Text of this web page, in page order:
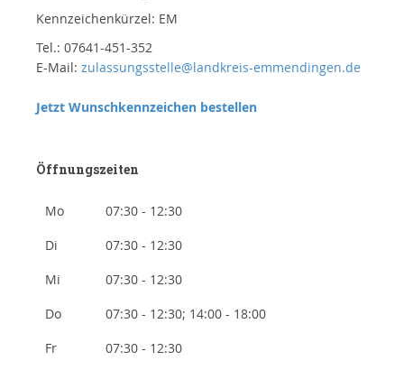
Kennzeichenkürzel: EM
Tel.: 07641-451-352
E-Mail: zulassungsstelle@landkreis-emmendingen.de
Jetzt Wunschkennzeichen bestellen
Öffnungszeiten
Mo
07:30 - 12:30
Di
07:30 - 12:30
Mi
07:30 - 12:30
Do
07:30 - 12:30; 14:00 - 18:00
Fr
07:30 - 12:30